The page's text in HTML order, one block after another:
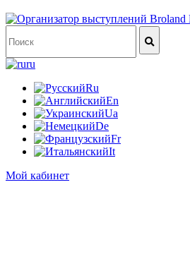
ru
Ru
En
Ua
De
Fr
It
Мой кабинет